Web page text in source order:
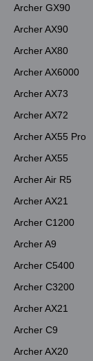
Archer GX90
Archer AX90
Archer AX80
Archer AX6000
Archer AX73
Archer AX72
Archer AX55 Pro
Archer AX55
Archer Air R5
Archer AX21
Archer C1200
Archer A9
Archer C5400
Archer C3200
Archer AX21
Archer C9
Archer AX20